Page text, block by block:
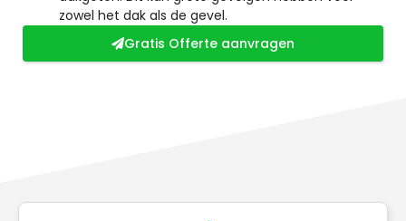
zowel het dak als de gevel.
Gratis Offerte aanvragen